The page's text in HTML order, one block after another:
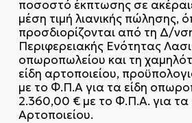
ποσοστό έκπτωσης σε
μέση τιμή λιανικής πώλησης,
προσδιορίζονται από τη Δ/
Περιφερειακής Ενότητας
οπωροπωλείου και τη
είδη αρτοποιείου,
με το Φ.Π.Α για τα είδη
2.360,00 € με το Φ.Π.Α. για τα
Αρτοποιείου.